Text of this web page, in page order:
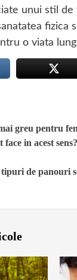
unui stil de
fizica
o viata
greu pentru
face in acest sens?
de panouri